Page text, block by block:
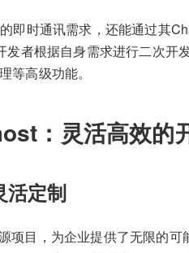
即时通讯需求，还能通过其
发者根据自身需求进行二次开
等高级功能。
：灵活高效的
活定制
项目，为企业提供了无限的